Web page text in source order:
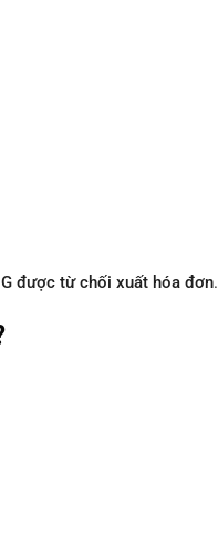
được từ chối xuất hóa đơn.